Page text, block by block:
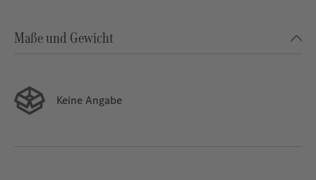
Maße und Gewicht
Keine Angabe